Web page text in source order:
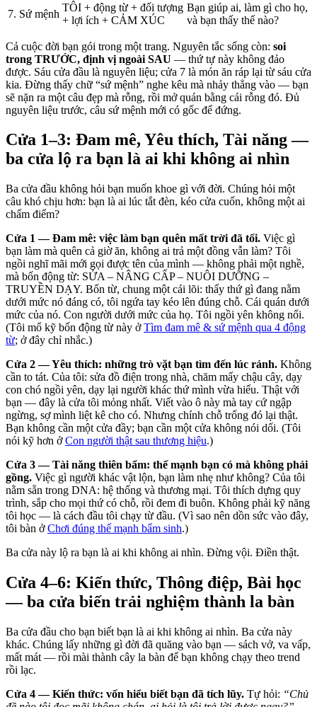
7. Sứ mệnh
TÔI + động từ + đối tượng
+ lợi ích + CẢM XÚC
Bạn giúp ai, làm gì cho họ,
và bạn thấy thế nào?
Cả cuộc đời bạn gói trong một trang. Nguyên tắc sống còn: soi
trong TRƯỚC, định vị ngoài SAU — thứ tự này không đảo
được. Sáu cửa đầu là nguyên liệu; cửa 7 là món ăn ráp lại từ sáu cửa
kia. Đừng thấy chữ “sứ mệnh” nghe kêu mà nhảy thẳng vào — bạn
sẽ nặn ra một câu đẹp mà rỗng, rồi mở quán bằng cái rỗng đó. Đủ
nguyên liệu trước, câu sứ mệnh mới có gốc để đứng.
Cửa 1–3: Đam mê, Yêu thích, Tài năng —
ba cửa lộ ra bạn là ai khi không ai nhìn
Ba cửa đầu không hỏi bạn muốn khoe gì với đời. Chúng hỏi một
câu khó chịu hơn: bạn là ai lúc tắt đèn, kéo cửa cuốn, không một ai
chấm điểm?
Cửa 1 — Đam mê: việc làm bạn quên mất trời đã tối. Việc gì
bạn làm mà quên cả giờ ăn, không ai trả một đồng vẫn làm? Tôi
ngồi nghĩ mãi mới gọi được tên của mình — không phải một nghề,
mà bốn động từ: SỬA – NÂNG CẤP – NUÔI DƯỠNG –
TRUYỀN DẠY. Bốn từ, chung một cái lõi: thấy thứ gì đang nằm
dưới mức nó đáng có, tôi ngứa tay kéo lên đúng chỗ. Cái quán dưới
mức của nó. Con người dưới mức của họ. Tôi ngồi yên không nổi.
(Tôi mổ kỹ bốn động từ này ởTìm đam mê & sứ mệnh qua 4 động
từ; ở đây chỉ nhắc.)
Cửa 2 — Yêu thích: những trò vặt bạn tìm đến lúc rảnh. Không
cần to tát. Của tôi: sửa đồ điện trong nhà, chăm mấy chậu cây, dạy
con chó ngồi yên, dạy lại người khác thứ mình vừa hiểu. Thật với
bạn — đây là cửa tôi mỏng nhất. Viết vào ô này mà tay cứ ngập
ngừng, sợ mình liệt kê cho có. Nhưng chính chỗ trống đó lại thật.
Bạn không cần một cửa đầy; bạn cần một cửa không nói dối. (Tôi
nói kỹ hơn ởCon người thật sau thương hiệu.)
Cửa 3 — Tài năng thiên bẩm: thế mạnh bạn có mà không phải
gồng. Việc gì người khác vật lộn, bạn làm nhẹ như không? Của tôi
nằm sẵn trong DNA: hệ thống và thương mại. Tôi thích dựng quy
trình, sắp cho mọi thứ có chỗ, rồi đem đi buôn. Không phải kỹ năng
tôi học — là cách đầu tôi chạy từ đầu. (Vì sao nên dồn sức vào đây,
tôi bàn ởChơi đúng thế mạnh bẩm sinh.)
Ba cửa này lộ ra bạn là ai khi không ai nhìn. Đừng vội. Điền thật.
Cửa 4–6: Kiến thức, Thông điệp, Bài học
— ba cửa biến trải nghiệm thành la bàn
Ba cửa đầu cho bạn biết bạn là ai khi không ai nhìn. Ba cửa này
khác. Chúng lấy những gì đời đã quăng vào bạn — sách vở, va vấp,
mất mát — rồi mài thành cây la bàn để bạn không chạy theo trend
rồi lạc.
Cửa 4 — Kiến thức: vốn hiểu biết bạn đã tích lũy. Tự hỏi: “Chủ